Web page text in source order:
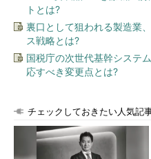
設定される（なお、Windows
ル共有しか利用できないため
共有が作成されることはない）
管理共有は、一握りの管理者
ドディスクの内容に自由にア
ワーク経由でサーバやクライ
できるので、状態を確認した
トとは?
裏口として狙われる製造業
ス戦略とは?
国税庁の次世代基幹システ
応すべき変更点とは?
チェックしておきたい人気記